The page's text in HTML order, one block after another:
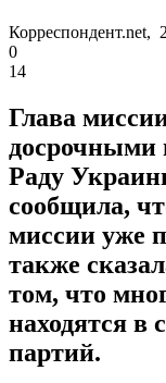
Корреспондент.net,
0
14
Глава
досрочными
Раду
сообщила,
миссии уже
также
том, что
находятся в
партий.